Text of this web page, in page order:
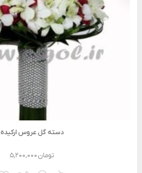
دسته گل عروس ارکیده
۵,۲۰۰,۰۰۰تومان